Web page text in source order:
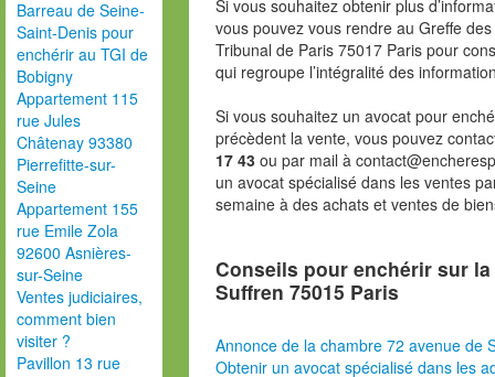
Barreau de Seine-
Saint-Denis pour
enchérir au TGI de
Bobigny
Appartement 115
rue Jules
Châtenay 93380
Pierrefitte-sur-
Seine
Appartement 155
rue Emile Zola
92600 Asnières-
sur-Seine
Ventes judiciaires,
comment bien
visiter ?
Pavillon 13 rue
Si vous souhaitez obtenir plus
vous pouvez vous rendre au Greffe
Tribunal de Paris 75017 Paris pour
qui regroupe l’intégralité des
Si vous souhaitez un avocat pour
précèdent la vente, vous pouvez
17 43 ou par mail à
un avocat spécialisé dans les ventes
semaine à des achats et ventes de
Conseils pour enchérir sur
Suffren 75015 Paris
Annonce de la chambre 72 avenue de
Obtenir un avocat spécialisé dans les